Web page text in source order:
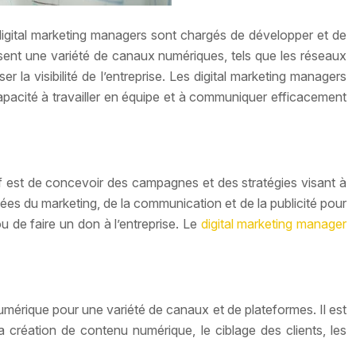
marketing managers sont chargés de développer et de
une variété de canaux numériques, tels que les réseaux
la visibilité de l’entreprise. Les digital marketing managers
à travailler en équipe et à communiquer efficacement
de concevoir des campagnes et des stratégies visant à
du marketing, de la communication et de la publicité pour
faire un don à l’entreprise. Le digital marketing manager
pour une variété de canaux et de plateformes. Il est
de contenu numérique, le ciblage des clients, les